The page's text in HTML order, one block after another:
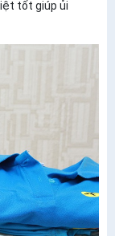
tốt giúp ủi